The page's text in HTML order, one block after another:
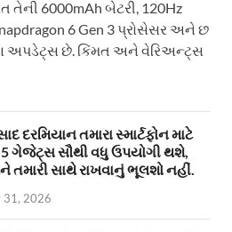
તેની 6000mAh બેટરી, 120Hz
6 Gen 3 પ્રોસેસર અને છ
અપડેટ્સ છે. કિંમત અને વેરિઅન્ટ્સ
દરમિયાન તમારા સ્માર્ટફોન માટે
ગેજેટ્સ સૌથી વધુ ઉપયોગી થશે,
તમારી સાથે રાખવાનું ભૂલશો નહીં.
31, 2026